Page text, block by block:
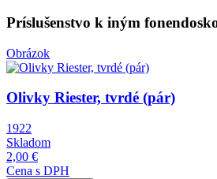
Príslušenstvo k iným
Obrázok
Olivky Riester, tvrdé (pár)
1922
Skladom
2,00 €
Cena s DPH